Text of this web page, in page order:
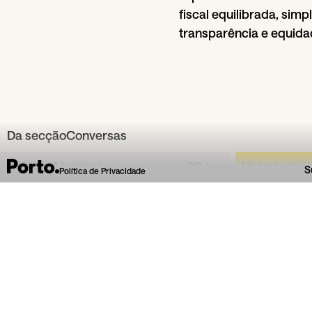
fiscal equilibrada,
transparência e
Da secçãoConversas
Biblioteca Municipal
Almeida Garrett
Vários locais
Política de Privacidade